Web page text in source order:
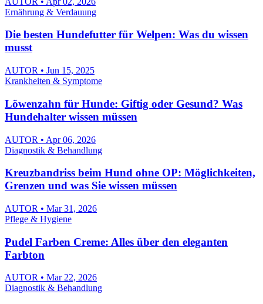
Ernährung & Verdauung
Die besten Hundefutter für Welpen: Was du wissen
musst
AUTOR • Jun 15, 2025
Krankheiten & Symptome
Löwenzahn für Hunde: Giftig oder Gesund? Was
Hundehalter wissen müssen
AUTOR • Apr 06, 2026
Diagnostik & Behandlung
Kreuzbandriss beim Hund ohne OP: Möglichkeiten,
Grenzen und was Sie wissen müssen
AUTOR • Mar 31, 2026
Pflege & Hygiene
Pudel Farben Creme: Alles über den eleganten
Farbton
AUTOR • Mar 22, 2026
Diagnostik & Behandlung